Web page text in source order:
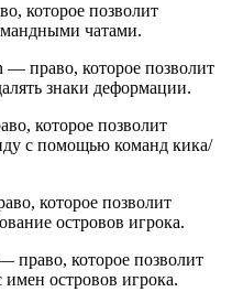
которое позволит
чатами.
право, которое позволит
знаки деформации.
которое позволит
с помощью команд кика/
которое позволит
островов игрока.
право, которое позволит
островов игрока.